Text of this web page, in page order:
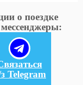
о поездке
Telegram